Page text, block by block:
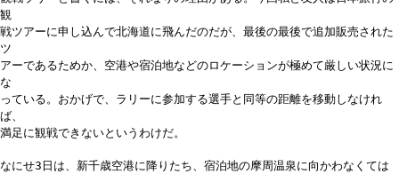
観
戦ツアーに申し込んで北海道に飛んだのだが、最後の最後で追加販売された
ツ
アーであるためか、空港や宿泊地などのロケーションが極めて厳しい状況に
な
っている。おかげで、ラリーに参加する選手と同等の距離を移動しなけれ
ば、
満足に観戦できないというわけだ。
なにせ3日は、新千歳空港に降りたち、宿泊地の摩周温泉に向かわなくては